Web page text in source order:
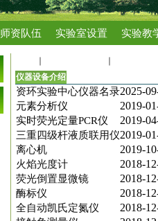
师资队伍 实验室设置 实验教
仪器设备介绍
资环实验中心仪器名录2025-
元素分析仪 2019-
实时荧光定量PCR仪 2019-
三重四级杆液质联用仪2019-
离心机 2019-
火焰光度计 2018-
荧光倒置显微镜 2018-
酶标仪 2018-
全自动凯氏定氮仪 2018-